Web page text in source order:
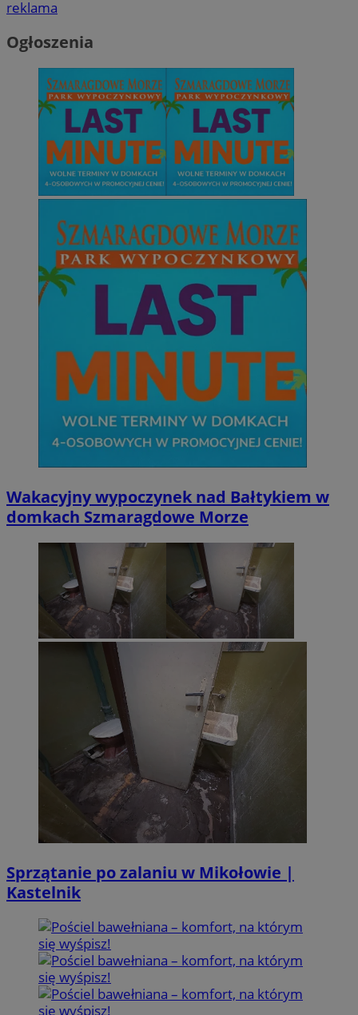
reklama
Ogłoszenia
Wakacyjny wypoczynek nad Bałtykiem w
domkach Szmaragdowe Morze
Sprzątanie po zalaniu w Mikołowie |
Kastelnik